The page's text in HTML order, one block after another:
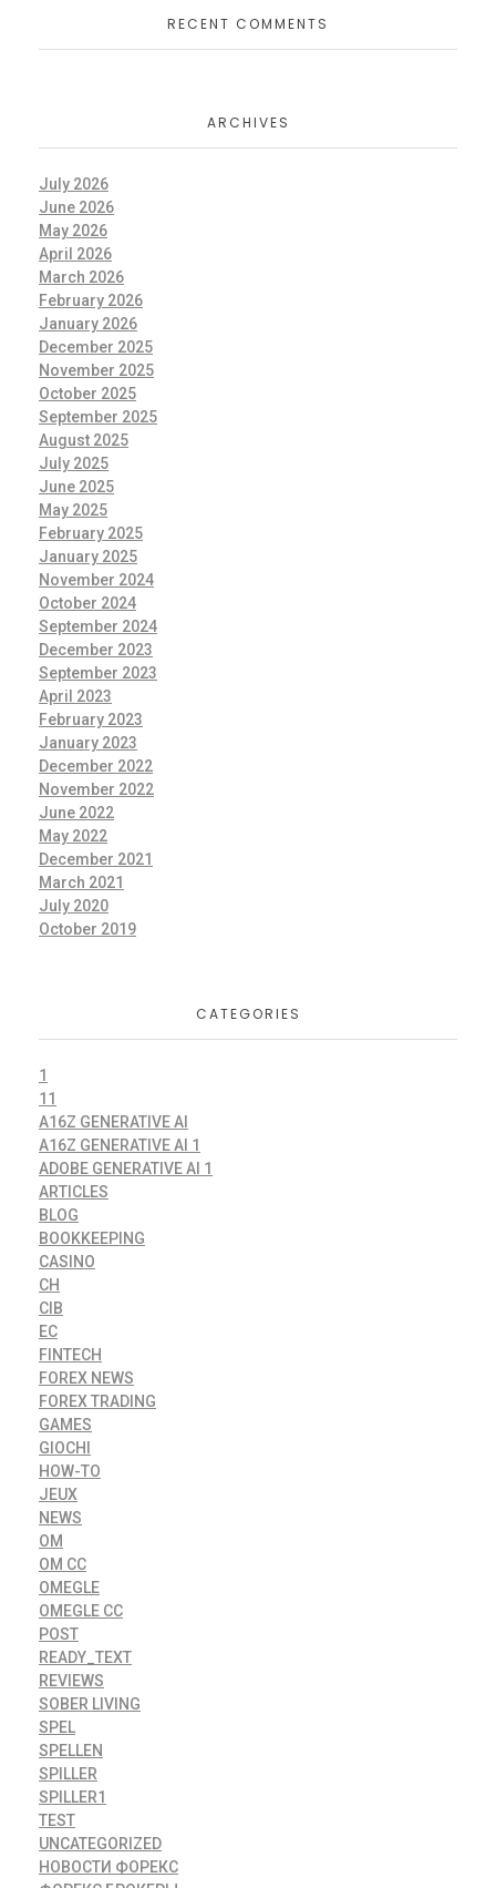
RECENT COMMENTS
ARCHIVES
July 2026
June 2026
May 2026
April 2026
March 2026
February 2026
January 2026
December 2025
November 2025
October 2025
September 2025
August 2025
July 2025
June 2025
May 2025
February 2025
January 2025
November 2024
October 2024
September 2024
December 2023
September 2023
April 2023
February 2023
January 2023
December 2022
November 2022
June 2022
May 2022
December 2021
March 2021
July 2020
October 2019
CATEGORIES
1
11
A16Z GENERATIVE AI
A16Z GENERATIVE AI 1
ADOBE GENERATIVE AI 1
ARTICLES
BLOG
BOOKKEEPING
CASINO
CH
CIB
EC
FINTECH
FOREX NEWS
FOREX TRADING
GAMES
GIOCHI
HOW-TO
JEUX
NEWS
OM
OM CC
OMEGLE
OMEGLE CC
POST
READY_TEXT
REVIEWS
SOBER LIVING
SPEL
SPELLEN
SPILLER
SPILLER1
TEST
UNCATEGORIZED
НОВОСТИ ФОРЕКС